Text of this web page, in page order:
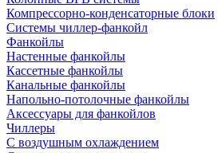
Компрессорно-конденсаторные блоки
Системы чиллер-фанкойл
Фанкойлы
Настенные фанкойлы
Кассетные фанкойлы
Канальные фанкойлы
Напольно-потолочные фанкойлы
Аксессуары для фанкойлов
Чиллеры
С воздушным охлаждением